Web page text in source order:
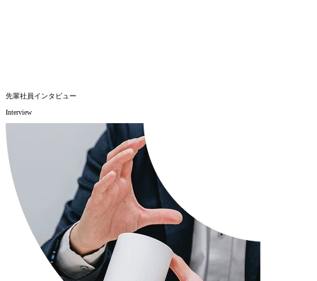
先輩社員インタビュー
Interview